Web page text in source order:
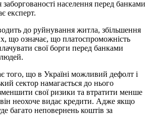
заборгованості населення перед банками
експерт.
до руйнування житла, збільшення
що означає, що платоспроможність
свої борги перед банками
того, що в Україні можливий дефолт і
сектор намагається до нього
свої ризики та втратити менше
неохоче видає кредити. Адже якщо
багато неповернень коштів за